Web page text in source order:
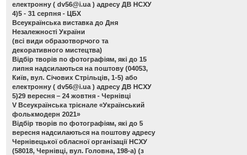
електронну ( dv56@i.ua ) адресу ДВ НСХУ
4)5 - 31 серпня - ЦБХ
Всеукраїнська виставка до Дня
Незалежності України
(всі види образотворчого та
декоративного мистецтва)
Відбір творів по фотографіям, які до 15
липня надсилаються на поштову (04053,
Київ, вул. Січових Стрільців, 1-5) або
електронну ( dv56@i.ua ) адресу ДВ НСХУ
5)29 вересня – 24 жовтня - Чернівці
V Всеукраїнська трієнале «Український
фолькмодерн 2021»
Відбір творів по фотографіям, які до 5
вересня надсилаються на поштову адресу
Чернівецької обласної організації НСХУ
(58018, Чернівці, вул. Головна, 198-а) (з